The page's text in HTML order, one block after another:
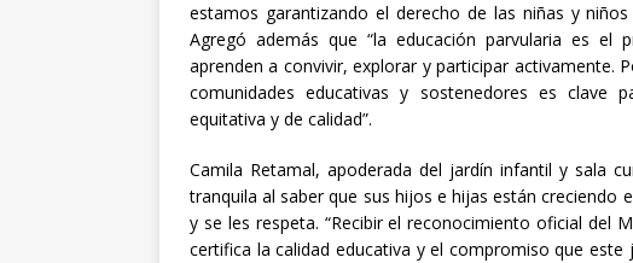
estamos garantizando el derecho de las niñas y
Agregó además que “la educación parvularia es el
aprenden a convivir, explorar y participar activamente.
comunidades educativas y sostenedores es clave
equitativa y de calidad”.
Camila Retamal, apoderada del jardín infantil y sala
tranquila al saber que sus hijos e hijas están creciendo
y se les respeta. “Recibir el reconocimiento oficial del
certifica la calidad educativa y el compromiso que